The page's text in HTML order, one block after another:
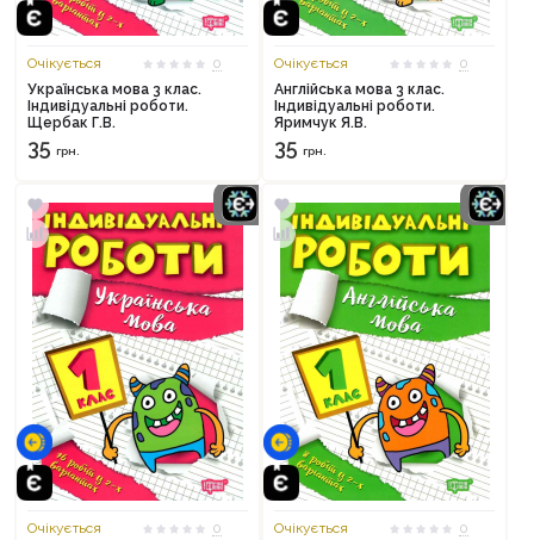
Очікується
0
Українська мова 3 клас.
Індивідуальні роботи.
Щербак Г.В.
35 грн.
Очікується
0
Англійська мова 3 клас.
Індивідуальні роботи.
Яримчук Я.В.
35 грн.
Очікується 0 Очікується 0